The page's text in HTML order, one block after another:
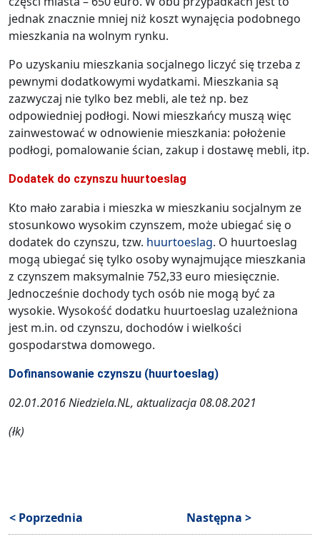
jednak znacznie mniej niż koszt wynajęcia podobnego
mieszkania na wolnym rynku.
Po uzyskaniu mieszkania socjalnego liczyć się trzeba z
pewnymi dodatkowymi wydatkami. Mieszkania są
zazwyczaj nie tylko bez mebli, ale też np. bez
odpowiedniej podłogi. Nowi mieszkańcy muszą więc
zainwestować w odnowienie mieszkania: położenie
podłogi, pomalowanie ścian, zakup i dostawę mebli, itp.
Dodatek do czynszu huurtoeslag
Kto mało zarabia i mieszka w mieszkaniu socjalnym ze
stosunkowo wysokim czynszem, może ubiegać się o
dodatek do czynszu, tzw. huurtoeslag. O huurtoeslag
mogą ubiegać się tylko osoby wynajmujące mieszkania
z czynszem maksymalnie 752,33 euro miesięcznie.
Jednocześnie dochody tych osób nie mogą być za
wysokie. Wysokość dodatku huurtoeslag uzależniona
jest m.in. od czynszu, dochodów i wielkości
gospodarstwa domowego.
Dofinansowanie czynszu (huurtoeslag)
02.01.2016 Niedziela.NL, aktualizacja 08.08.2021
(łk)
< Poprzednia Następna >